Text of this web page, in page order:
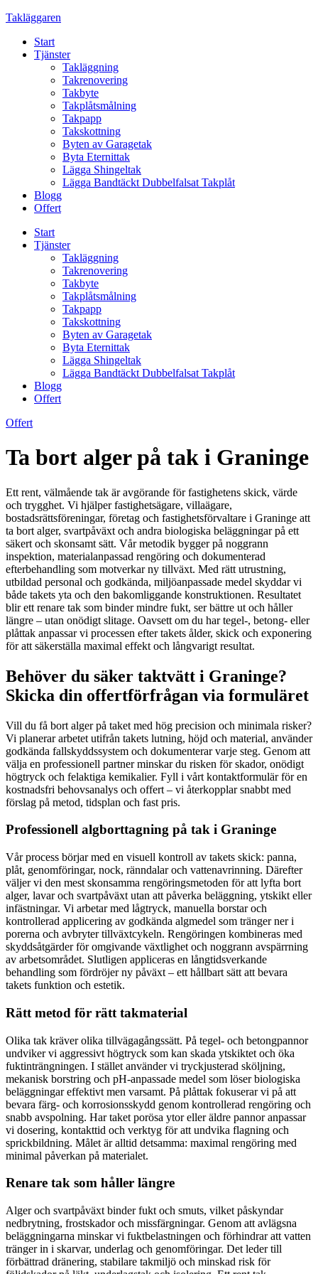
Skip
content
Takläggaren
Start
Tjänster
Takläggning
Takrenovering
Takbyte
Takplåtsmålning
Takpapp
Takskottning
Byten av Garagetak
Byta Eternittak
Lägga Shingeltak
Lägga Bandtäckt Dubbelfalsat Takplåt
Blogg
Offert
Start
Tjänster
Takläggning
Takrenovering
Takbyte
Takplåtsmålning
Takpapp
Takskottning
Byten av Garagetak
Byta Eternittak
Lägga Shingeltak
Lägga Bandtäckt Dubbelfalsat Takplåt
Blogg
Offert
Offert
Ta bort alger på tak i Graninge
Ett rent, välmående tak är avgörande för fastighetens skick, värde
och trygghet. Vi hjälper fastighetsägare, villaägare,
bostadsrättsföreningar, företag och fastighetsförvaltare i Graninge att
ta bort alger, svartpåväxt och andra biologiska beläggningar på ett
säkert och skonsamt sätt. Vår metodik bygger på noggrann
inspektion, materialanpassad rengöring och dokumenterad
efterbehandling som motverkar ny tillväxt. Med rätt utrustning,
utbildad personal och godkända, miljöanpassade medel skyddar vi
både takets yta och den bakomliggande konstruktionen. Resultatet
blir ett renare tak som binder mindre fukt, ser bättre ut och håller
längre – utan onödigt slitage. Oavsett om du har tegel-, betong- eller
plåttak anpassar vi processen efter takets ålder, skick och exponering
för att säkerställa maximal effekt och långvarigt resultat.
Behöver du säker taktvätt i Graninge?
Skicka din offertförfrågan via formuläret
Vill du få bort alger på taket med hög precision och minimala risker?
Vi planerar arbetet utifrån takets lutning, höjd och material, använder
godkända fallskyddssystem och dokumenterar varje steg. Genom att
välja en professionell partner minskar du risken för skador, onödigt
högtryck och felaktiga kemikalier. Fyll i vårt kontaktformulär för en
kostnadsfri behovsanalys och offert – vi återkopplar snabbt med
förslag på metod, tidsplan och fast pris.
Professionell algborttagning på tak i Graninge
Vår process börjar med en visuell kontroll av takets skick: panna,
plåt, genomföringar, nock, ränndalar och vattenavrinning. Därefter
väljer vi den mest skonsamma rengöringsmetoden för att lyfta bort
alger, lavar och svartpåväxt utan att påverka beläggning, ytskikt eller
infästningar. Vi arbetar med lågtryck, manuella borstar och
kontrollerad applicering av godkända algmedel som tränger ner i
porerna och avbryter tillväxtcykeln. Rengöringen kombineras med
skyddsåtgärder för omgivande växtlighet och noggrann avspärrning
av arbetsområdet. Slutligen appliceras en långtidsverkande
behandling som fördröjer ny påväxt – ett hållbart sätt att bevara
takets funktion och estetik.
Rätt metod för rätt takmaterial
Olika tak kräver olika tillvägagångssätt. På tegel- och betongpannor
undviker vi aggressivt högtryck som kan skada ytskiktet och öka
fuktinträngningen. I stället använder vi tryckjusterad sköljning,
mekanisk borstring och pH-anpassade medel som löser biologiska
beläggningar effektivt men varsamt. På plåttak fokuserar vi på att
bevara färg- och korrosionsskydd genom kontrollerad rengöring och
snabb avspolning. Har taket porösa ytor eller äldre pannor anpassar
vi dosering, kontakttid och verktyg för att undvika flagning och
sprickbildning. Målet är alltid detsamma: maximal rengöring med
minimal påverkan på materialet.
Renare tak som håller längre
Alger och svartpåväxt binder fukt och smuts, vilket påskyndar
nedbrytning, frostskador och missfärgningar. Genom att avlägsna
beläggningarna minskar vi fuktbelastningen och förhindrar att vatten
tränger in i skarvar, underlag och genomföringar. Det leder till
förbättrad dränering, stabilare takmiljö och minskad risk för